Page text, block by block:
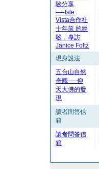
驗分享
──Isle
Vista合作社
十年前 的經
驗，專訪
Janice Foltz
現身說法
五台山自然
奇觀──仰
天大佛的發
現
讀者問答信
箱
讀者問答信
箱